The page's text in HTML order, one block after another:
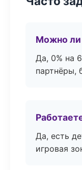
Можно ли
Да, 0% на
партнёры,
Да, есть
игровая